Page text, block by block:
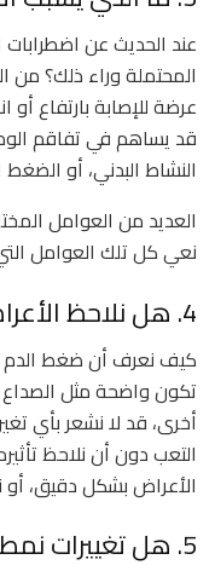
عند الحديث عن
المحتملة وراء ذلك؟ من
عرضة للإصابة بارتفاع
قد يساهم في تفاقم
النشاط البدني، أو
العديد من العوامل
نعي كل تلك العوامل
4. هل نلاحظ الأعراض في الوقت المناسب؟
كيف نعرف أن ضغط الدم
تكون واضحة مثل
أخرى، قد لا نشعر بأي
التعب دون أن نلاحظ
الأعراض بشكل دقيق، أو
5. هل تغييرات نمط الحياة تكفي لعلاج الضغط؟